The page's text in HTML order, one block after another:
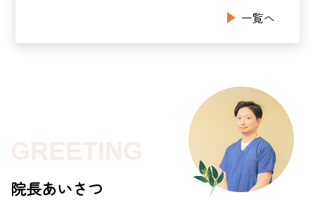
一覧へ
GREETING
院長あいさつ